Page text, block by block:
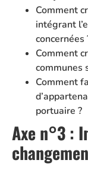
Comment
intégrant
concernées
Comment
communes
Comment
portuaire ?
Axe n°3 :